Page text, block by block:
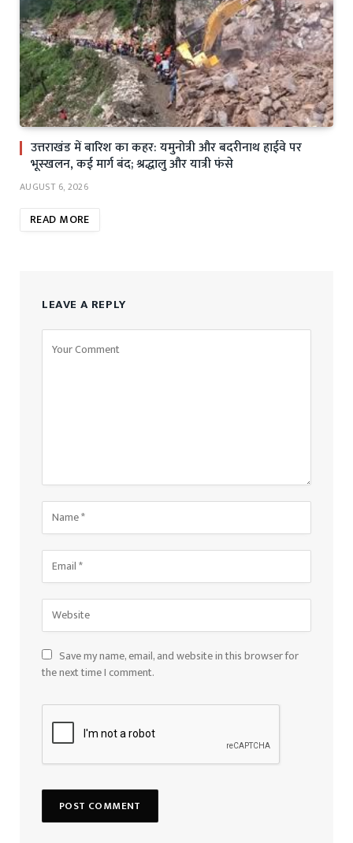
उत्तराखंड में बारिश का कहर: यमुनोत्री और बदरीनाथ हाईवे पर
भूस्खलन, कई मार्ग बंद; श्रद्धालु और यात्री फंसे
AUGUST 6, 2026
READ MORE
LEAVE A REPLY
Save my name, email, and website in this browser for
the next time I comment.